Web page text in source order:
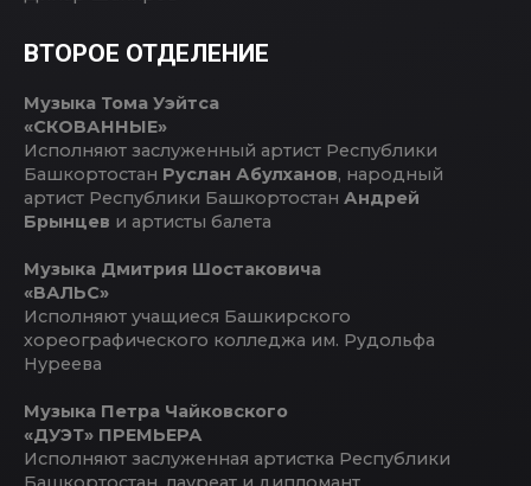
ВТОРОЕ ОТДЕЛЕНИЕ
Музыка Тома Уэйтса
«СКОВАННЫЕ»
Исполняют заслуженный артист Республики
Башкортостан Руслан Абулханов, народный
артист Республики Башкортостан Андрей
Брынцев и артисты балета
Музыка Дмитрия Шостаковича
«ВАЛЬС»
Исполняют учащиеся Башкирского
хореографического колледжа им. Рудольфа
Нуреева
Музыка Петра Чайковского
«ДУЭТ» ПРЕМЬЕРА
Исполняют заслуженная артистка Республики